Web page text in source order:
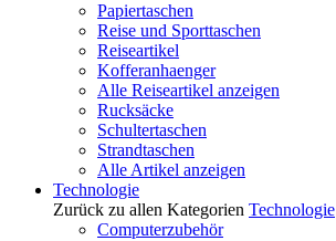
Papiertaschen
Reise und Sporttaschen
Reiseartikel
Kofferanhaenger
Alle Reiseartikel anzeigen
Rucksäcke
Schultertaschen
Strandtaschen
Alle Artikel anzeigen
Technologie
Zurück zu allen Kategorien Technologie
Computerzubehör